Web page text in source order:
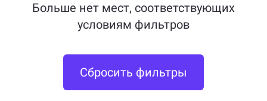
Больше нет мест, соответствующих
условиям фильтров
Сбросить фильтры